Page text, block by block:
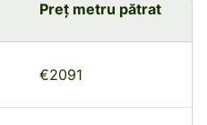
Preț metru pătrat
€2091